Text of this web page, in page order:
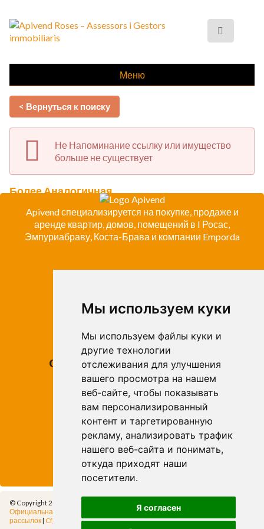
Мы используем куки
Мы используем файлы куки и
другие технологии
отслеживания для улучшения
вашего просмотра на нашем
веб-сайте, чтобы показывать
вам персонализированный
контент и таргетированную
рекламу, анализировать трафик
нашего веб-сайта и понимать,
откуда приходят наши
посетители.
Я согласен
Меню
< Вернуться к поиску
Не Напоминание ссылку или имущество
больше не существует
Более Аналогичная
Apivend специализируется на покупке, продаже и
аренде квартир, домов, помещений в I Росас,
Эмпуриабраву, Коста-Брава и компании Emporda
Tel. +34 972 15 26 68
Следуй
нами!
© Copyright 2014 - Apivend 2000 SL |
Официальная информация
Политика конфиденциальности
рассылок| Cfg.Cookies